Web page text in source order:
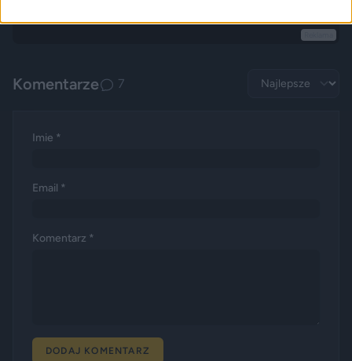
Komentarze 7
Imie *
Email *
Komentarz *
DODAJ KOMENTARZ